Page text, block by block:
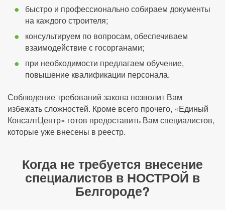
быстро и профессионально собираем документы
на каждого строителя;
консультируем по вопросам, обеспечиваем
взаимодействие с госорганами;
при необходимости предлагаем обучение,
повышение квалификации персонала.
Соблюдение требований закона позволит Вам
избежать сложностей. Кроме всего прочего, «Единый
КонсалтЦентр» готов предоставить Вам специалистов,
которые уже внесены в реестр.
Когда не требуется внесение
специалистов в НОСТРОЙ в
Белгороде?